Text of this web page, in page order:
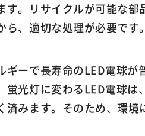
す。リサイクルが可能な
、適切な処理が必要です。
ギーで長寿命のLED電球が
蛍光灯に変わるLED電球は
済みます。そのため、環